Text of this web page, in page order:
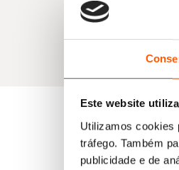
Este website
Utilizamos cookies
tráfego. Também
publicidade e de